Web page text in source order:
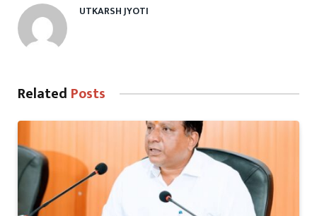
UTKARSH JYOTI
Related Posts